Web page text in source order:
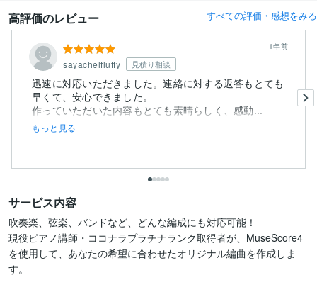
高評価のレビュー すべての評価・感想をみる
sayachelfluffy 見積り相談
1年前
迅速に対応いただきました。連絡に対する返答もとても
早くて、安心できました。
作っていただいた内容もとても素晴らしく、感動...
もっと見る
サービス内容
吹奏楽、弦楽、バンドなど、どんな編成にも対応可能！
現役ピアノ講師・ココナラプラチナランク取得者が、MuseScore4
を使用して、あなたの希望に合わせたオリジナル編曲を作成しま
す。